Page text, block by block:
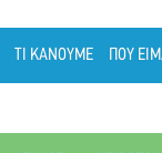
ΤΙ ΚΑΝΟΥΜΕ ΠΟΥ